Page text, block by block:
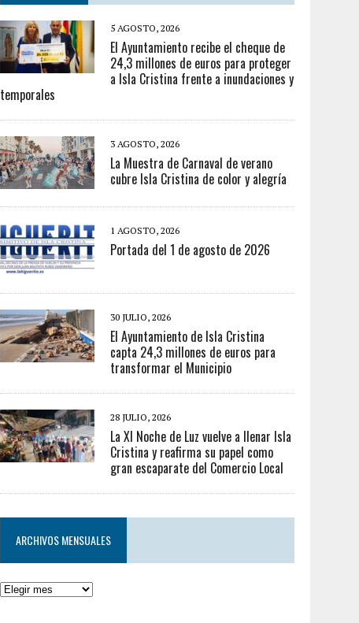
5 AGOSTO, 2026
El Ayuntamiento recibe el cheque de
24,3 millones de euros para proteger
a Isla Cristina frente a inundaciones y
temporales
3 AGOSTO, 2026
La Muestra de Carnaval de verano
cubre Isla Cristina de color y alegría
1 AGOSTO, 2026
Portada del 1 de agosto de 2026
30 JULIO, 2026
El Ayuntamiento de Isla Cristina
capta 24,3 millones de euros para
transformar el Municipio
28 JULIO, 2026
La XI Noche de Luz vuelve a llenar Isla
Cristina y reafirma su papel como
gran escaparate del Comercio Local
ARCHIVOS MENSUALES